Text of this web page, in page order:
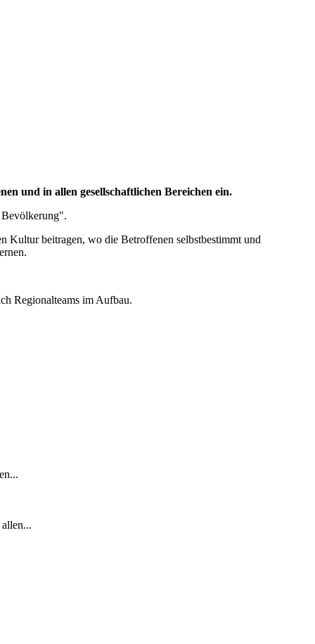
und in allen gesellschaftlichen Bereichen ein.
Kultur beitragen, wo die Betroffenen selbstbestimmt und
Regionalteams im Aufbau.